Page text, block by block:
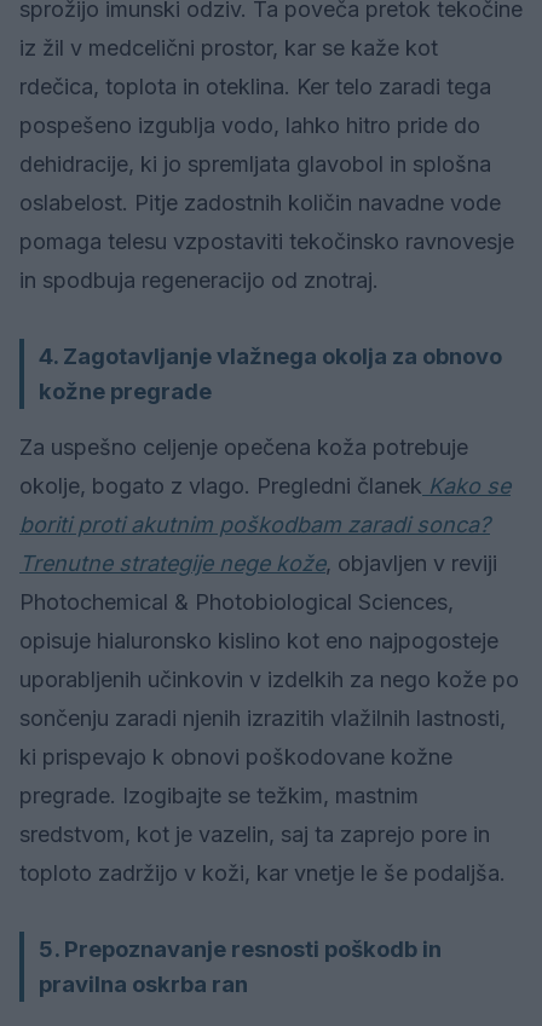
sprožijo imunski odziv. Ta poveča pretok tekočine
iz žil v medcelični prostor, kar se kaže kot
rdečica, toplota in oteklina. Ker telo zaradi tega
pospešeno izgublja vodo, lahko hitro pride do
dehidracije, ki jo spremljata glavobol in splošna
oslabelost. Pitje zadostnih količin navadne vode
pomaga telesu vzpostaviti tekočinsko ravnovesje
in spodbuja regeneracijo od znotraj.
4. Zagotavljanje vlažnega okolja za obnovo
kožne pregrade
Za uspešno celjenje opečena koža potrebuje
okolje, bogato z vlago. Pregledni članek Kako se
boriti proti akutnim poškodbam zaradi sonca?
Trenutne strategije nege kože, objavljen v reviji
Photochemical & Photobiological Sciences,
opisuje hialuronsko kislino kot eno najpogosteje
uporabljenih učinkovin v izdelkih za nego kože po
sončenju zaradi njenih izrazitih vlažilnih lastnosti,
ki prispevajo k obnovi poškodovane kožne
pregrade. Izogibajte se težkim, mastnim
sredstvom, kot je vazelin, saj ta zaprejo pore in
toploto zadržijo v koži, kar vnetje le še podaljša.
5. Prepoznavanje resnosti poškodb in
pravilna oskrba ran